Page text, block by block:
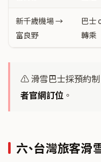
新千歲機場 →
富良野
巴士
轉乘
⚠️ 滑雪巴士採預約制
者官網訂位 。
六、台灣旅客滑